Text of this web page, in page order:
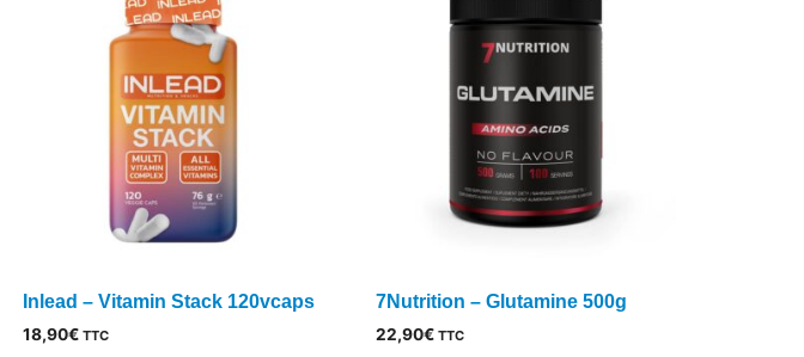
Inlead – Vitamin Stack 120vcaps
18,90€ TTC
7Nutrition – Glutamine 500g
22,90€ TTC